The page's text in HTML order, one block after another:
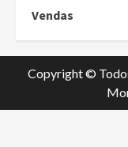
Vendas
Copyright ©